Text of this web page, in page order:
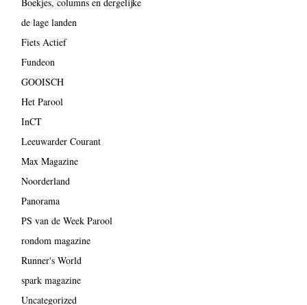
de lage landen
Fiets Actief
Fundeon
GOOISCH
Het Parool
InCT
Leeuwarder Courant
Max Magazine
Noorderland
Panorama
PS van de Week Parool
rondom magazine
Runner's World
spark magazine
Uncategorized